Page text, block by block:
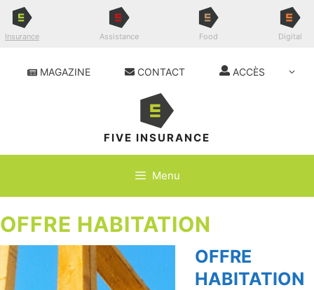
Aller
contenu
Insurance Assistance Food Digital
MAGAZINE CONTACT ACCÈS
FIVE INSURANCE
Menu
OFFRE HABITATION
OFFRE
HABITATION